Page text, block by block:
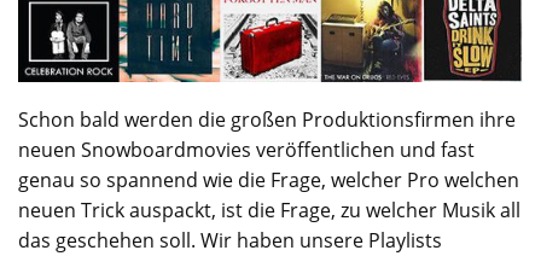
Schon bald werden die großen Produktionsfirmen ihre
neuen Snowboardmovies veröffentlichen und fast
genau so spannend wie die Frage, welcher Pro welchen
neuen Trick auspackt, ist die Frage, zu welcher Musik all
das geschehen soll. Wir haben unsere Playlists